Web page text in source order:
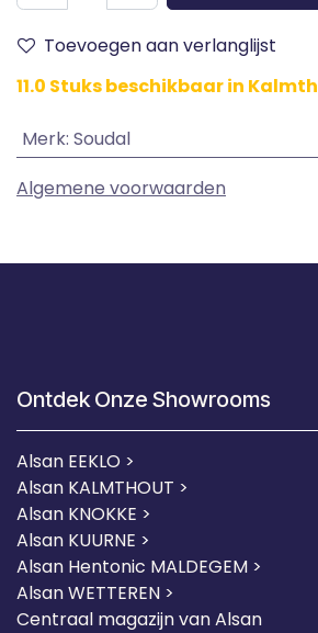
Toevoegen aan verlanglijst
11.0 Stuks beschikbaar in
Merk: Soudal
Algemene voorwaarden
Ontdek Onze Showrooms
Alsan EEKLO >
Alsan KALMTHOUT >
Alsan KNOKKE >
Alsan KUURNE >
Alsan Hentonic MALDEGEM >
Alsan WETTEREN >
Centraal magazijn van Alsan